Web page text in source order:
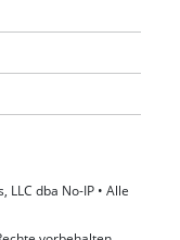
dba No-IP • Alle